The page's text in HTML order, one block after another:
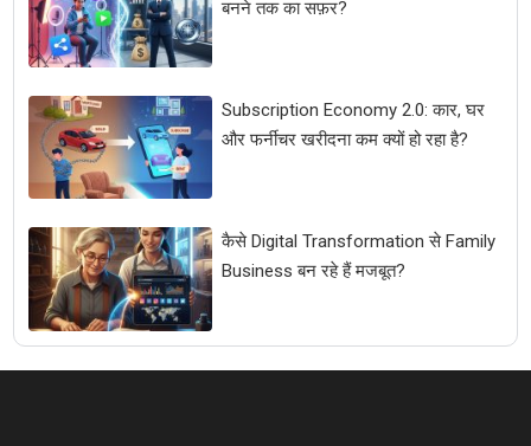
बनने तक का सफ़र?
Subscription Economy 2.0: कार, घर
और फर्नीचर खरीदना कम क्यों हो रहा है?
कैसे Digital Transformation से Family
Business बन रहे हैं मजबूत?